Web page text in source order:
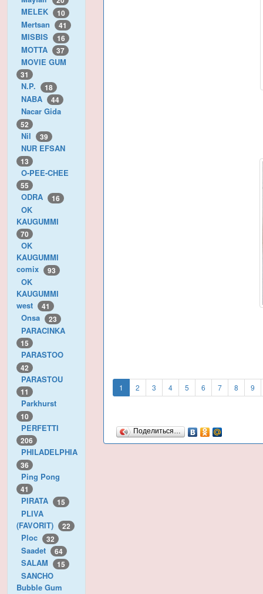
MELEK 10
Mertsan 41
MISBIS 16
MOTTA 37
MOVIE GUM
31
N.P. 18
NABA 44
Nacar Gida
52
Nil 39
NUR EFSAN
13
O-PEE-CHEE
55
ODRA 16
OK
KAUGUMMI
70
OK
KAUGUMMI
comix
93
OK
KAUGUMMI
west
41
Onsa 23
PARACINKA
15
PARASTOO
42
PARASTOU
11
Parkhurst
10
PERFETTI
206
PHILADELPHIA
36
Ping Pong
41
PIRATA 15
PLIVA
(FAVORIT)
22
Ploc 32
Saadet 64
SALAM 15
SANCHO
Bubble Gum
1 2 3 4 5 6 7 8 9
Поделиться…